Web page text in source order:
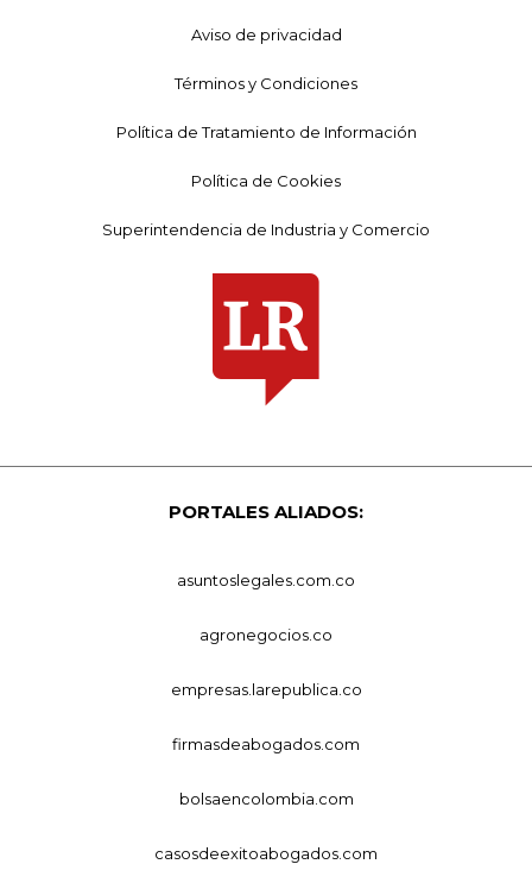
Aviso de privacidad
Términos y Condiciones
Política de Tratamiento de Información
Política de Cookies
Superintendencia de Industria y Comercio
PORTALES ALIADOS:
asuntoslegales.com.co
agronegocios.co
empresas.larepublica.co
firmasdeabogados.com
bolsaencolombia.com
casosdeexitoabogados.com